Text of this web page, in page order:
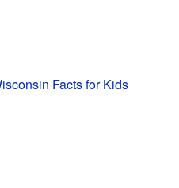
Facts for Kids